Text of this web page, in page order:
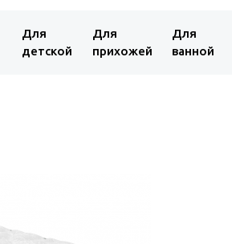
Для
детской
Для
прихожей
Для
ванной